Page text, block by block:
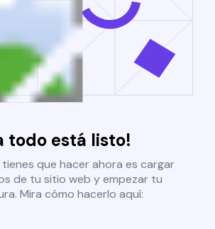
todo está listo!
que hacer ahora es cargar
de tu sitio web y empezar tu
Mira cómo hacerlo aquí: